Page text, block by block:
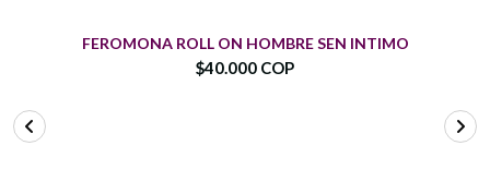
FEROMONA ROLL ON HOMBRE SEN INTIMO
$40.000 COP